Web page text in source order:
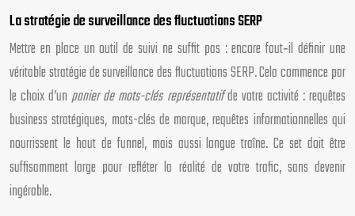
La stratégie de surveillance des fluctuations SERP
Mettre en place un outil de suivi ne suffit pas : encore faut‑il définir une
véritable stratégie de surveillance des fluctuations SERP. Cela commence par
le choix d’unpanier de mots-clés représentatifde votre activité : requêtes
business stratégiques, mots-clés de marque, requêtes informationnelles qui
nourrissent le haut de funnel, mais aussi longue traîne. Ce set doit être
suffisamment large pour refléter la réalité de votre trafic, sans devenir
ingérable.